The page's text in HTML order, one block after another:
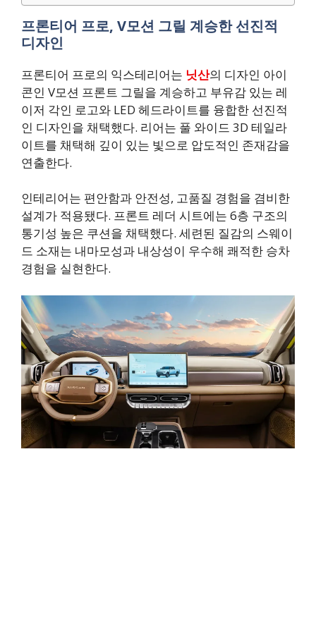
프론티어 프로, V모션 그릴 계승한 선진적
디자인
프론티어 프로의 익스테리어는 닛산의 디자인 아이
콘인 V모션 프론트 그릴을 계승하고 부유감 있는 레
이저 각인 로고와 LED 헤드라이트를 융합한 선진적
인 디자인을 채택했다. 리어는 풀 와이드 3D 테일라
이트를 채택해 깊이 있는 빛으로 압도적인 존재감을
연출한다.
인테리어는 편안함과 안전성, 고품질 경험을 겸비한
설계가 적용됐다. 프론트 레더 시트에는 6층 구조의
통기성 높은 쿠션을 채택했다. 세련된 질감의 스웨이
드 소재는 내마모성과 내상성이 우수해 쾌적한 승차
경험을 실현한다.